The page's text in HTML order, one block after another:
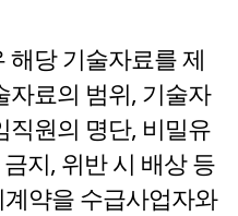
해당 기술자료를 제
자료의 범위, 기술자
직원의 명단, 비밀유
지, 위반 시 배상 등
약을 수급사업자와